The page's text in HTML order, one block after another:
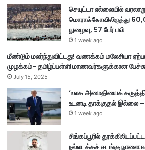
செயுட்டா எல்லையில்
மொராக்கோவிலிருந்து
நுழைவு, 57 பேர் பலி
1 week ago
மீண்டும் மலர்ந்துவிட்டது! வணக்கம் மலேசியா
முழக்கம்- தமிழ்ப்பள்ளி மாணவர்களுக்கான
July 15, 2025
‘உலக அமைதியைக்
உடனடி தாக்குதல் இல்லை –
1 week ago
சிங்கப்பூரில்
நல்லடக்கச் சடங்கு நாளை